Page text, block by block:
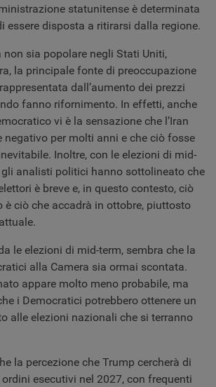
statunitense è determinata
essere disposta a ritirarsi dalla regione.
non sia popolare negli Stati Uniti,
la principale fonte di preoccupazione
dall’aumento dei prezzi
fanno rifornimento. In effetti, anche
vi è la sensazione che l’Iran
negativo per molti anni e che ciò fosse
Inoltre, con le elezioni di mid-
gli analisti politici hanno sottolineato che
è breve e, in questo contesto, ciò
è ciò che accadrà in ottobre, piuttosto
le elezioni di mid-term, sembra che la
alla Camera sia ormai scontata.
appare molto meno probabile, ma
i Democratici potrebbero ottenere un
alle elezioni nazionali che si terranno
la percezione che Trump cercherà di
esecutivi nel 2027, con frequenti